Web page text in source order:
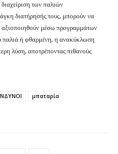
των παλιών
διατήρησής τους, μπορούν να
αξιοποιηθούν μέσω προγραμμάτων
παλιά ή φθαρμένη, η ανακύκλωση
λύση, αποτρέποντας πιθανούς
μπαταρία